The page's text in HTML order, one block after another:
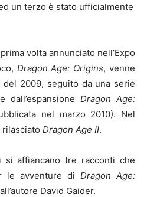
un terzo è stato ufficialmente
volta annunciato nell’Expo
Dragon Age: Origins, venne
2009, seguito da una serie
Dragon Age:
nel marzo 2010). Nel
rilasciato Dragon Age II.
si affiancano tre racconti che
le avventure di Dragon Age:
David Gaider.